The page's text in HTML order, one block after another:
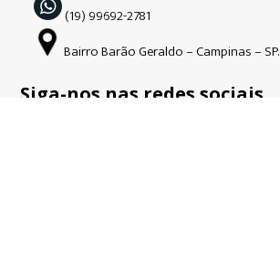
(19) 99692-2781
Bairro Barão Geraldo – Campinas – SP.
Siga-nos nas redes sociais